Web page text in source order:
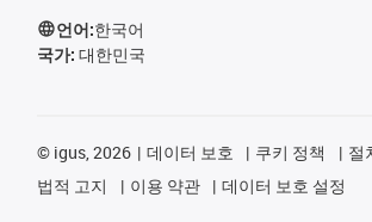
언어:한국어
국가: 대한민국
© igus, 2026 데이터 보호 쿠키 정책
절
법적 고지
이용 약관 데이터 보호 설정